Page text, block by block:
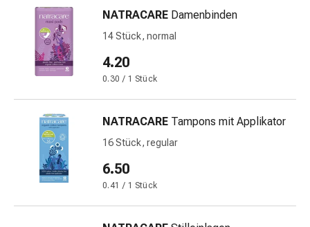
Heuschnupfen
Nase
Magen-
Hämorrhoiden
Magenbrennen
Erbrechen
Verdauung,
Blähungen
NATRACARE Damenbinden
14 Stück, normal
4.20
0.30 / 1 Stück
NATRACARE Tampons mit Applikator
16 Stück, regular
6.50
0.41 / 1 Stück